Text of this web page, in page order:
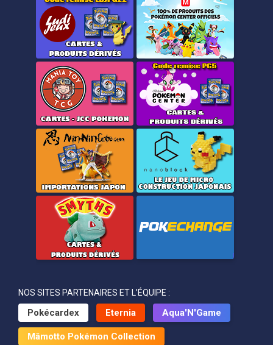
NOS SITES PARTENAIRES ET L’ÉQUIPE :
Pokécardex Eternia Aqua'N'Game
Mâmotto Pokémon Collection